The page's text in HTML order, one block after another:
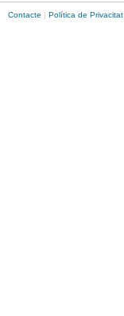
Contacte | Política de Privacitat